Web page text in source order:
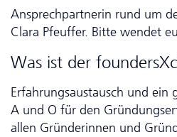
Ansprechpartnerin rund um
Clara Pfeuffer. Bitte wendet
Was ist der
Er­fahrungs­aus­tausch und ein
A und O für den
allen Gründerinnen und